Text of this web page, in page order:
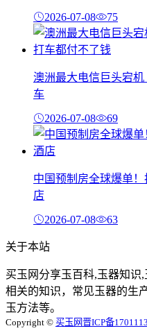
2026-07-08 75
澳洲最大电信巨头宕
车
2026-07-08 69
中国预制房全球爆单
店
2026-07-08 63
关于本站
买玉网分享玉百科,玉器知识
相关的知识，常见玉器的生
玉方法等。
Copyright © 买玉网晋ICP备